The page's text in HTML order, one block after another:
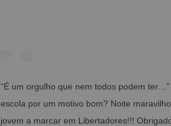
“É um orgulho que nem todos podem
escola por um motivo bom? Noite
jovem a marcar em Libertadores!!!